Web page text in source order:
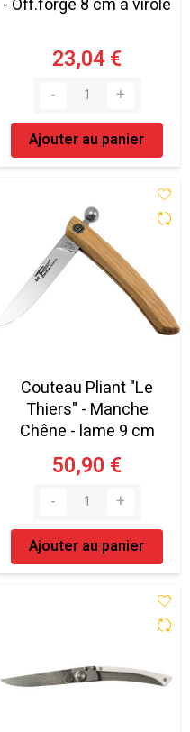
23,04 €
Ajouter au panier
Couteau Pliant "Le
Thiers" - Manche
Chêne - lame 9 cm
50,90 €
Ajouter au panier